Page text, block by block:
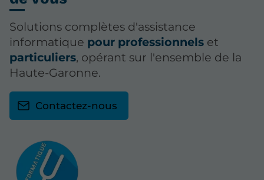
Solutions complètes d'assistance
informatique pour professionnels et
particuliers, opérant sur l'ensemble de la
Haute-Garonne.
Contactez-nous